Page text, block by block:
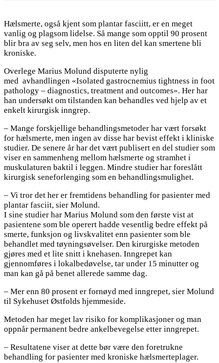
Hælsmerte, også kjent som plantar fasciitt, er en meget
vanlig og plagsom lidelse. Så mange som opptil 90 prosent
blir bra av seg selv, men hos en liten del kan smertene bli
kroniske.
Overlege Marius Molund disputerte nylig
med avhandlingen «Isolated gastrocnemius tightness in foot
pathology – diagnostics, treatment and outcomes». Her har
han undersøkt om tilstanden kan behandles ved hjelp av et
enkelt kirurgisk inngrep.
– Mange forskjellige behandlingsmetoder har vært forsøkt
for hælsmerte, men ingen av disse har bevist effekt i kliniske
studier. De senere år har det vært publisert en del studier som
viser en sammenheng mellom hælsmerte og stramhet i
muskulaturen baktil i leggen. Mindre studier har foreslått
kirurgisk seneforlenging som en behandlingsmulighet.
– Vi tror det her er fremtidens behandling for pasienter med
plantar fasciit, sier Molund.
I sine studier har Marius Molund som den første vist at
pasientene som ble operert hadde vesentlig bedre effekt på
smerte, funksjon og livskvalitet enn pasienter som ble
behandlet med tøyningsøvelser. Den kirurgiske metoden
gjøres med et lite snitt i knehasen. Inngrepet kan
gjennomføres i lokalbedøvelse, tar under 15 minutter og
man kan gå på benet allerede samme dag.
– Mer enn 80 prosent er fornøyd med inngrepet, sier Molund
til Sykehuset Østfolds hjemmeside.
Metoden har meget lav risiko for komplikasjoner og man
oppnår permanent bedre ankelbevegelse etter inngrepet.
– Resultatene viser at dette bør være den foretrukne
behandling for pasienter med kroniske hælsmerteplager.